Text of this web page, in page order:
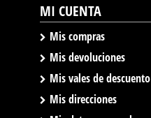
MI CUENTA
Mis compras
Mis devoluciones
Mis vales de descuento
Mis direcciones